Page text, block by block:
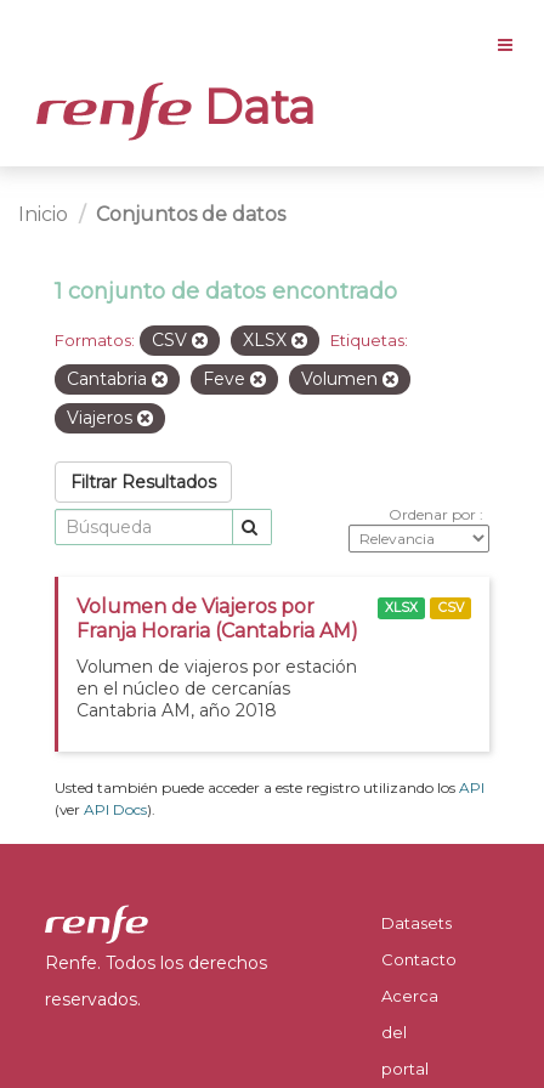
Data
Inicio Conjuntos de datos
1 conjunto de datos encontrado
Formatos: CSV XLSX Etiquetas:
Cantabria Feve
Volumen
Viajeros
Filtrar Resultados
Ordenar por
Volumen de Viajeros por
Franja Horaria (Cantabria AM)
Volumen de viajeros por estación
en el núcleo de cercanías
Cantabria AM, año 2018
XLSX CSV
Usted también puede acceder a este registro utilizando los API
(ver API Docs).
Renfe. Todos los derechos
reservados.
Datasets
Contacto
Acerca
del
portal